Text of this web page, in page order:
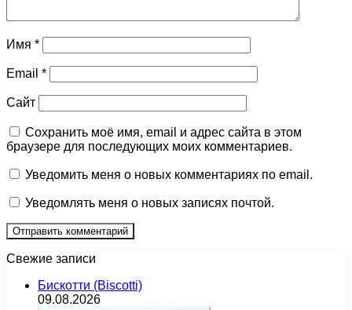
Имя *
Email *
Сайт
Сохранить моё имя, email и адрес сайта в этом
браузере для последующих моих комментариев.
Уведомить меня о новых комментариях по email.
Уведомлять меня о новых записях почтой.
Свежие записи
Бискотти (Biscotti)
09.08.2026